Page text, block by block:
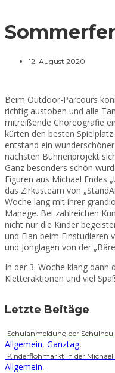
12. August 2020
Beim Outdoor-Parcours
richtig austoben und alle
mitreißende Choreografie
kürten den besten
entstand ein
nächsten Bühnenprojekt
Ganz besonders schön
Figuren aus Michael Endes
das Zirkusteam von
Woche lang mit ihrer
Manege. Bei zahlreichen
nicht nur die Kinder
und Elan beim Einstudieren
und Jonglagen von der
In der 3. Woche klang
Kletteraktionen und viel
Letzte Beitäge
Schulanmeldung der
Allgemein, Ganztag,
Kinderflohmarkt in der Michael
Allgemein,